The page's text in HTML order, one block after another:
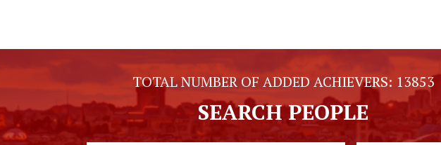
TOTAL NUMBER OF ADDED ACHIEVERS: 13853
SEARCH PEOPLE